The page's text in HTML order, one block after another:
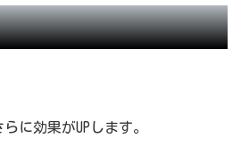
に効果がUPします。